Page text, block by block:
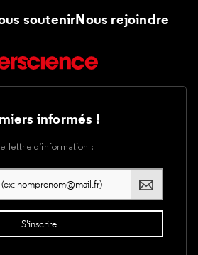
soutenirNous rejoindre
informés !
lettre d’information :